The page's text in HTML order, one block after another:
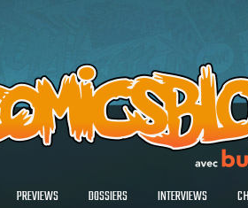
PREVIEWS DOSSIERS INTERVIEWS